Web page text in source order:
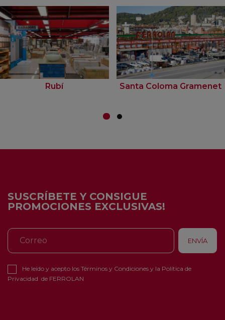
Rubí Santa Coloma Gramenet
SUSCRÍBETE Y CONSIGUE
PROMOCIONES EXCLUSIVAS!
He leído y acepto los Términos y Condiciones y la Política de
Privacidad de FERROLAN